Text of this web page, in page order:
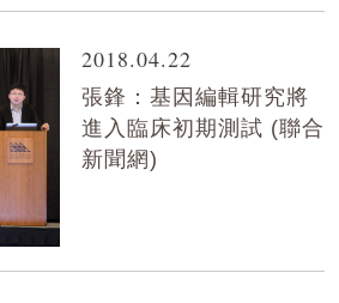
2018.04.22
張鋒：基因編輯研究將
進入臨床初期測試 (聯合
新聞網)